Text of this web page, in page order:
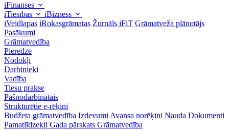
iFinanses
iTiesības
iBizness
iVeidlapas iRokasgrāmatas Žurnāls iFiT Grāmatveža plānotājs
Pasākumi
Grāmatvedība
Pieredze
Nodokļi
Darbinieki
Vadība
Tiesu prakse
Pašnodarbinātais
Strukturētie e-rēķini
Budžeta grāmatvedība Izdevumi Avansa norēķini Nauda Dokumenti
Pamatlīdzekļi Gada pārskats Grāmatvedība